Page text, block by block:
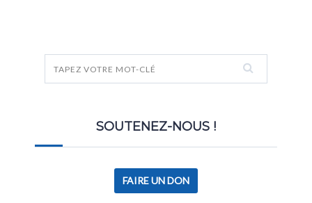
SOUTENEZ-NOUS !
FAIRE UN DON